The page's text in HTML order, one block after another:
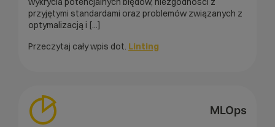
przyjętymi standardami oraz problemów związanych z
optymalizacją i [...]
Przeczytaj cały wpis dot. Linting
MLOps